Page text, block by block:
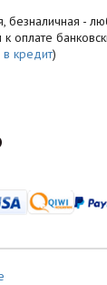
безналичная -
оплате
в кредит)